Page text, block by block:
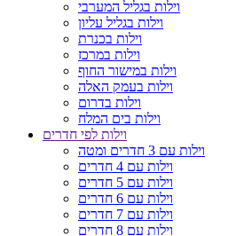
וילות בגליל המערבי
וילות בגליל עליון
וילות בכנרת
וילות במרכז
וילות במישור החוף
וילות בעמק האלה
וילות בדרום
וילות בים המלח
וילות לפי חדרים
וילות עם 3 חדרים ומטה
וילות עם 4 חדרים
וילות עם 5 חדרים
וילות עם 6 חדרים
וילות עם 7 חדרים
וילות עם 8 חדרים